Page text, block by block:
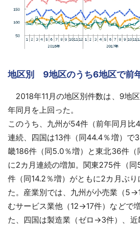
地区別 9地区のうち6地区で前
2018年11月の地区別件数は、9地
年同月を上回った。
このうち、九州が54件（前年同月比
連続、四国は13件（同44.4％増）で
畿186件（同5.0％増）と東北36件（
に2カ月連続の増加。関東275件（同
件（同14.2％増）がともに2カ月ぶり
た。産業別では、九州が小売業（
むサービス業他（12→17件）などで
た、四国は製造業（ゼロ→3件）、近